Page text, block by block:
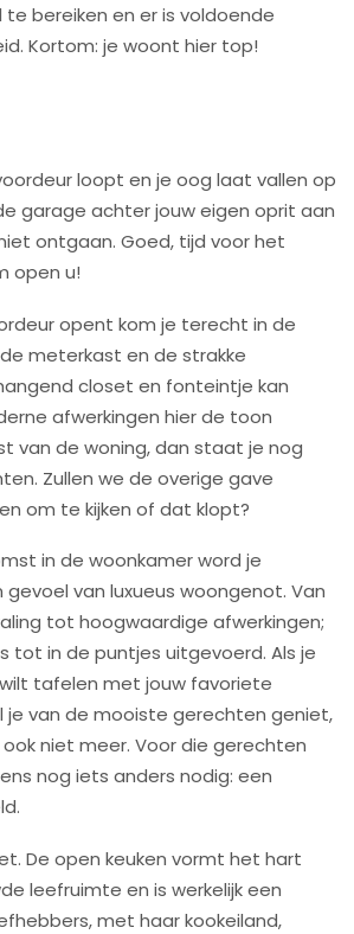
bereiken en er is voldoende
Kortom: je woont hier top!
loopt en je oog laat vallen op
garage achter jouw eigen oprit aan
ontgaan. Goed, tijd voor het
open u!
opent kom je terecht in de
meterkast en de strakke
closet en fonteintje kan
afwerkingen hier de toon
van de woning, dan staat je nog
Zullen we de overige gave
om te kijken of dat klopt?
in de woonkamer word je
van luxueus woongenot. Van
tot hoogwaardige afwerkingen;
tot in de puntjes uitgevoerd. Als je
tafelen met jouw favoriete
je van de mooiste gerechten geniet,
niet meer. Voor die gerechten
nog iets anders nodig: een
De open keuken vormt het hart
leefruimte en is werkelijk een
met haar kookeiland,